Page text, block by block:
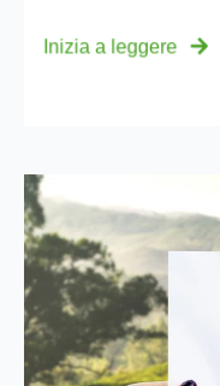
Inizia a leggere